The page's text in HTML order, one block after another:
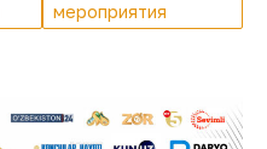
мероприятия